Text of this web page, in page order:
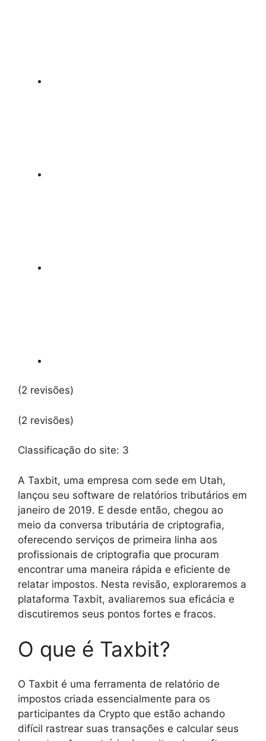
(2 revisões)
(2 revisões)
Classificação do site: 3
A Taxbit, uma empresa com sede em Utah,
lançou seu software de relatórios tributários em
janeiro de 2019. E desde então, chegou ao
meio da conversa tributária de criptografia,
oferecendo serviços de primeira linha aos
profissionais de criptografia que procuram
encontrar uma maneira rápida e eficiente de
relatar impostos. Nesta revisão, exploraremos a
plataforma Taxbit, avaliaremos sua eficácia e
discutiremos seus pontos fortes e fracos.
O que é Taxbit?
O Taxbit é uma ferramenta de relatório de
impostos criada essencialmente para os
participantes da Crypto que estão achando
difícil rastrear suas transações e calcular seus